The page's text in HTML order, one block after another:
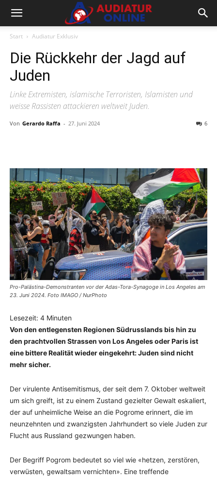
Start Audiatur Exklusiv
Die Rückkehr der Jagd auf
Juden
Linke Extremisten, islamische Terroristen, Islamisten und
weisse Rassisten attackieren weltweit Juden.
Von Gerardo Raffa - 27. Juni 2024 6
Pro-Palästina-Demonstranten vor der Adas-Tora-Synagoge in Los Angeles am
23. Juni 2024. Foto IMAGO / NurPhoto
Lesezeit: 4 Minuten
Von den entlegensten Regionen Südrusslands bis hin zu
den prachtvollen Strassen von Los Angeles oder Paris ist
eine bittere Realität wieder eingekehrt: Juden sind nicht
mehr sicher.
Der virulente Antisemitismus, der seit dem 7. Oktober weltweit
um sich greift, ist zu einem Zustand gezielter Gewalt eskaliert,
der auf unheimliche Weise an die Pogrome erinnert, die im
neunzehnten und zwanzigsten Jahrhundert so viele Juden zur
Flucht aus Russland gezwungen haben.
Der Begriff Pogrom bedeutet so viel wie «hetzen, zerstören,
verwüsten, gewaltsam vernichten». Eine treffende